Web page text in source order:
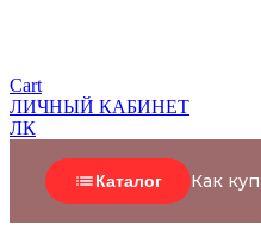
Cart
ЛИЧНЫЙ КАБИНЕТ
ЛК
Каталог Как